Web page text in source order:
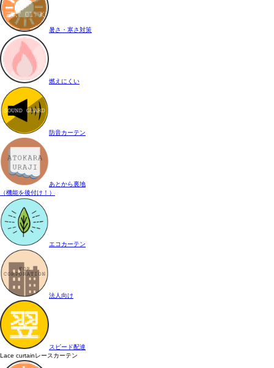
暑さ・寒さ対策
燃えにくい
防音カーテン
あとから裏地
（機能を後付け！）
エコカーテン
法人向け
スピード配達
Lace curtainレースカーテン